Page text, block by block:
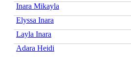
Inara Mikayla
Elyssa Inara
Layla Inara
Adara Heidi